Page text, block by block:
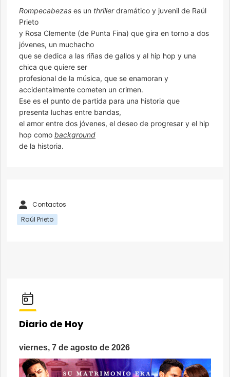
Rompecabezas es un thrillerdramático y juvenil de Raúl
Prieto
y Rosa Clemente (de Punta Fina) que gira en torno a dos
jóvenes, un muchacho
que se dedica a las riñas de gallos y al hip hop y una
chica que quiere ser
profesional de la música, que se enamoran y
accidentalmente cometen un crimen.
Ese es el punto de partida para una historia que
presenta luchas entre bandas,
el amor entre dos jóvenes, el deseo de progresar y el hip
hop como background
de la historia.
Contactos
Raúl Prieto
Diario de Hoy
viernes, 7 de agosto de 2026